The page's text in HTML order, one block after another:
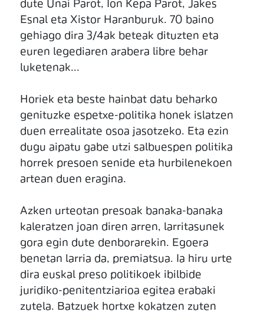
dute Unai Parot, Ion Kepa Parot, Jakes
Esnal eta Xistor Haranburuk. 70 baino
gehiago dira 3/4ak beteak dituzten eta
euren legediaren arabera libre behar
luketenak...
Horiek eta beste hainbat datu beharko
genituzke espetxe-politika honek islatzen
duen errealitate osoa jasotzeko. Eta ezin
dugu aipatu gabe utzi salbuespen politika
horrek presoen senide eta hurbilenekoen
artean duen eragina.
Azken urteotan presoak banaka-banaka
kaleratzen joan diren arren, larritasunek
gora egin dute denborarekin. Egoera
benetan larria da, premiatsua. Ia hiru urte
dira euskal preso politikoek ibilbide
juridiko-penitentziarioa egitea erabaki
zutela. Batzuek hortxe kokatzen zuten